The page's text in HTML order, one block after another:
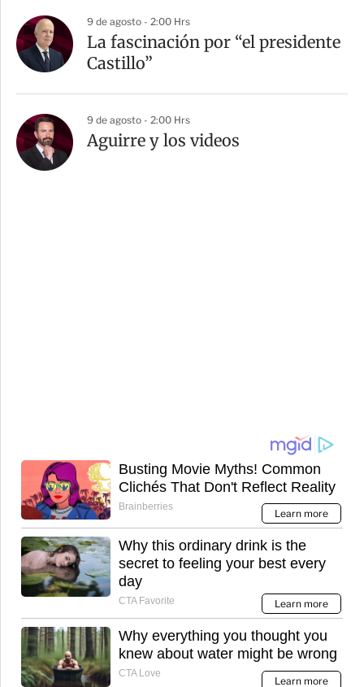
9 de agosto - 2:00 Hrs
La fascinación por “el presidente
Castillo”
9 de agosto - 2:00 Hrs
Aguirre y los videos